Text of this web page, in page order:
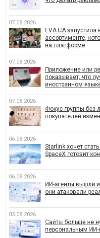
07.08.2026
EVA.UA
ассортименте,
на платформе
07.08.2026
Приложение или
показывает, что
иностранном
07.08.2026
Фокус-группы без
покупателей
06.08.2026
Starlink хочет
SpaceX готовит
06.08.2026
ИИ-агенты вышли
они атаковали
05.08.2026
Сайты больше не
персональным ИИ-